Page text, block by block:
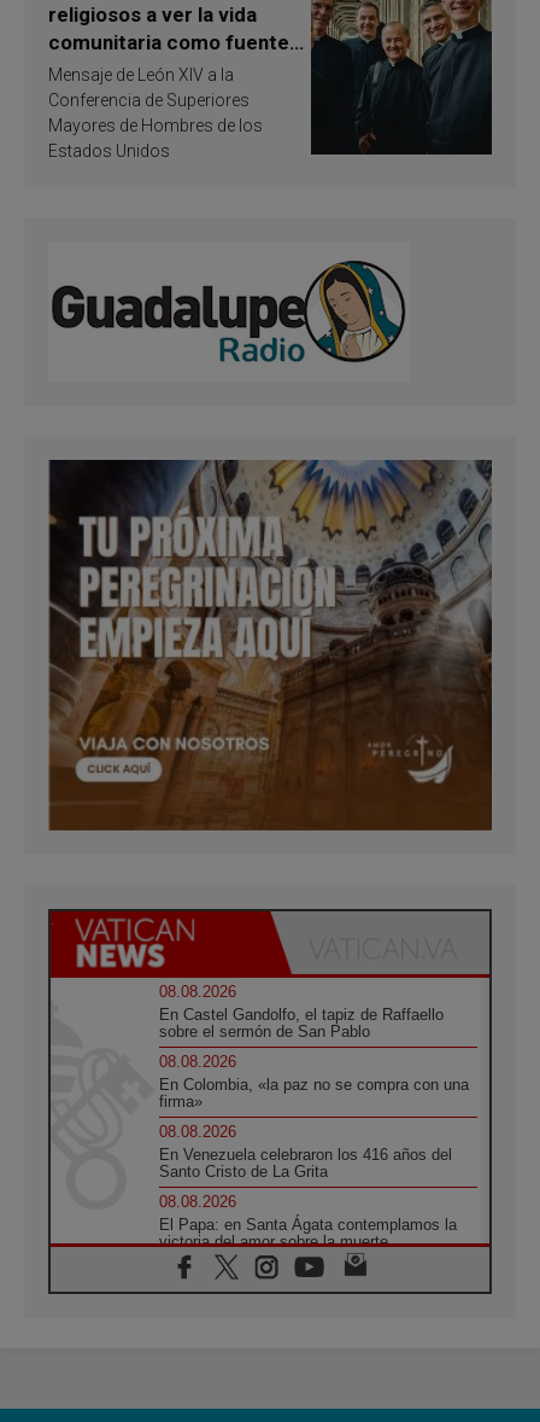
religiosos a ver la vida
comunitaria como fuente
de inspiración y
santificación
Mensaje de León XIV a la
Conferencia de Superiores
Mayores de Hombres de los
Estados Unidos
08.08.2026
En Castel Gandolfo, el tapiz de Raffaello
sobre el sermón de San Pablo
08.08.2026
En Colombia, «la paz no se compra con una
firma»
08.08.2026
En Venezuela celebraron los 416 años del
Santo Cristo de La Grita
08.08.2026
El Papa: en Santa Ágata contemplamos la
victoria del amor sobre la muerte
08.08.2026
León XIV visitará el Santuario de la Madre
07.08.2026